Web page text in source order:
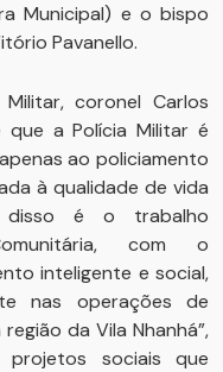
Municipal) e o bispo
Pavanello.
coronel Carlos
a Polícia Militar é
ao policiamento
à qualidade de vida
disso é o trabalho
com o
inteligente e social,
nas operações de
da Vila Nhanhá”,
sociais que